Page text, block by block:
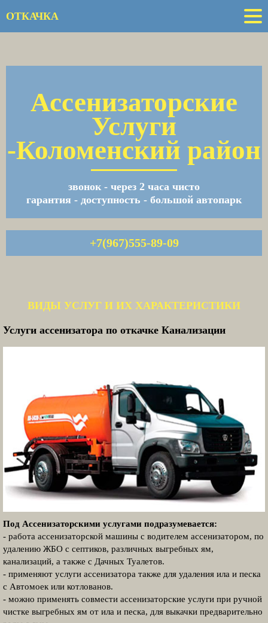
ОТКАЧКА
Ассенизаторские
Услуги
-Коломенский район
звонок - через 2 часа чисто
гарантия - доступность - большой автопарк
+7(967)555-89-09
ВИДЫ УСЛУГ И ИХ ХАРАКТЕРИСТИКИ
Услуги ассенизатора по откачке Канализации
Под Ассенизаторскими услугами подразумевается:
- работа ассенизаторской машины с водителем ассенизатором, по
удалению ЖБО с септиков, различных выгребных ям,
канализаций, а также с Дачных Туалетов.
- применяют услуги ассенизатора также для удаления ила и песка
с Автомоек или котлованов.
- можно применять совмести ассенизаторские услуги при ручной
чистке выгребных ям от ила и песка, для выкачки предварительно